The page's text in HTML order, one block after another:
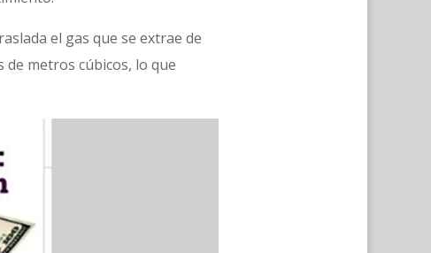
el gas que se extrae de
metros cúbicos, lo que